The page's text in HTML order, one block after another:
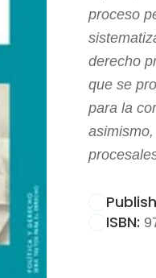
proceso
derecho
que se
para la
ISBN: